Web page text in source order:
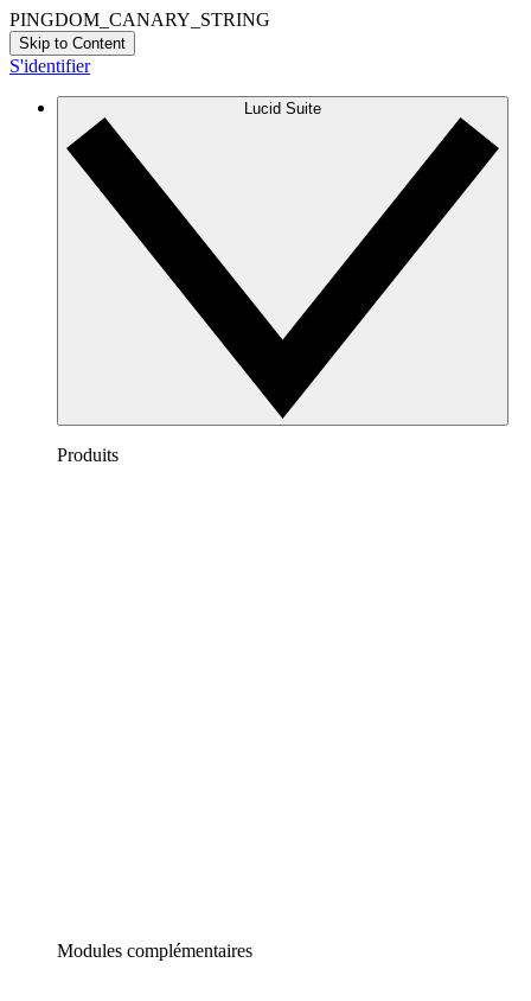
PINGDOM_CANARY_STRING
Skip to Content
S'identifier
Lucid Suite
Produits
Modules complémentaires